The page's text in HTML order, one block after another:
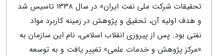
تحقیقات شرکت ملی نفت ایران» در سال ۱۳۳۸ تاسیس شد
و هدف اولیه آن، تحقیق و پژوهش در زمینه کاربرد مواد
نفتی بود. پس از پیروزی انقلاب اسلامی، نام این سازمان به
«مرکز پژوهش و خدمات علمی» تغییر یافت و به توسعه